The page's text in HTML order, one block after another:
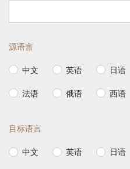
源语言
中文 英语 日语
法语 俄语 西语
目标语言
中文 英语 日语